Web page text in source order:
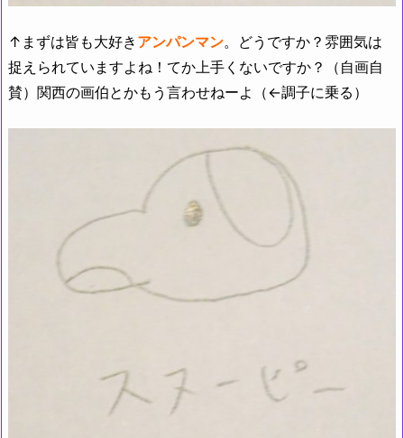
↑まずは皆も大好き アンパンマン。どうですか？雰囲気は
捉えられていますよね！てか上手くないですか？（自画自
賛）関西の画伯とかもう言わせねーよ（←調子に乗る）